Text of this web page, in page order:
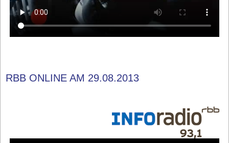
RBB ONLINE AM 29.08.2013